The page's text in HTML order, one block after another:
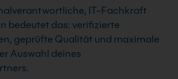
IT-Fachkraft
bedeutet das: verifizierte
geprüfte Qualität und maximale
Auswahl deines